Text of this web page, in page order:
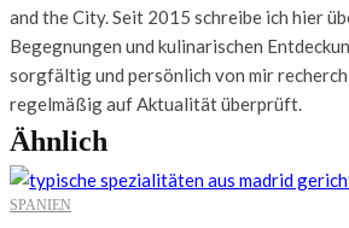
and the City. Seit 2015 schreibe ich hier
Begegnungen und kulinarischen
sorgfältig und persönlich von mir
regelmäßig auf Aktualität überprüft.
Ähnlich
SPANIEN